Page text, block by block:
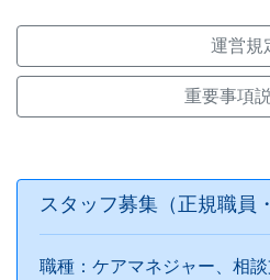
運営規
重要事項
スタッフ募集（正規職員
職種：ケアマネジャー、相